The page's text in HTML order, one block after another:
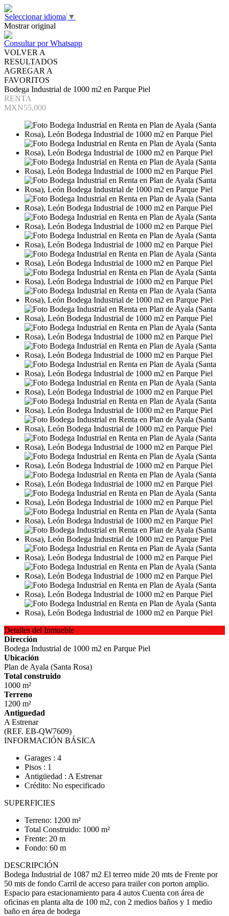
Seleccionar idioma ▼
Mostrar original
Consultar por Whatsapp
VOLVER A
RESULTADOS
AGREGAR A
FAVORITOS
Bodega Industrial de 1000 m2 en Parque Piel
RENTA
MXN55,000
Detalles del Inmueble
Dirección
Bodega Industrial de 1000 m2 en Parque Piel
Ubicación
Plan de Ayala (Santa Rosa)
Total construido
1000 m²
Terreno
1200 m²
Antiguedad
A Estrenar
(REF. EB-QW7609)
INFORMACIÓN BÁSICA
Garages : 4
Pisos : 1
Antigüedad : A Estrenar
Crédito: No especificado
SUPERFICIES
Terreno: 1200 m²
Total Construido: 1000 m²
Frente: 20 m
Fondo: 60 m
DESCRIPCIÓN
Bodega Industrial de 1087 m2 El terreo mide 20 mts de Frente por
50 mts de fondo Carril de acceso para trailer con porton amplio.
Espacio para estacionamiento para 4 autos Cuenta con área de
oficinas en planta alta de 100 m2, con 2 medios baños y 1 medio
baño en área de bodega